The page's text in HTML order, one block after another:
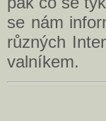
se nám
různých
valníkem.